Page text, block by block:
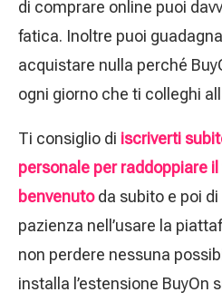
di comprare online puoi
fatica. Inoltre puoi
acquistare nulla perché
ogni giorno che ti colleghi
Ti consiglio di iscriverti
personale per raddoppiare
benvenutoda subito e poi
pazienza nell’usare la
non perdere nessuna
installa l’estensione BuyOn